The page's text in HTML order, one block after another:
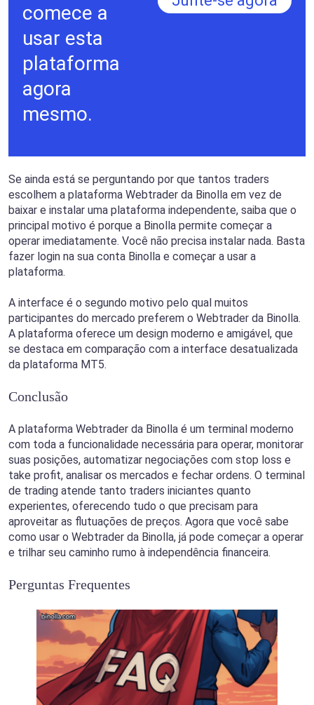
comece a
usar esta
plataforma
agora
mesmo.
Se ainda está se perguntando por que tantos traders
escolhem a plataforma Webtrader da Binolla em vez de
baixar e instalar uma plataforma independente, saiba que o
principal motivo é porque a Binolla permite começar a
operar imediatamente. Você não precisa instalar nada. Basta
fazer login na sua conta Binolla e começar a usar a
plataforma.
A interface é o segundo motivo pelo qual muitos
participantes do mercado preferem o Webtrader da Binolla.
A plataforma oferece um design moderno e amigável, que
se destaca em comparação com a interface desatualizada
da plataforma MT5.
Conclusão
A plataforma Webtrader da Binolla é um terminal moderno
com toda a funcionalidade necessária para operar, monitorar
suas posições, automatizar negociações com stop loss e
take profit, analisar os mercados e fechar ordens. O terminal
de trading atende tanto traders iniciantes quanto
experientes, oferecendo tudo o que precisam para
aproveitar as flutuações de preços. Agora que você sabe
como usar o Webtrader da Binolla, já pode começar a operar
e trilhar seu caminho rumo à independência financeira.
Perguntas Frequentes